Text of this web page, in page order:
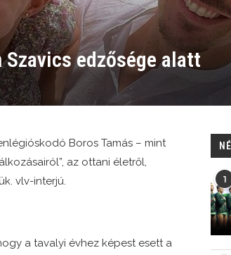
edzősége alatt
Boros Tamás – mint
az ottani életről,
vlv-interjú.
a tavalyi évhez képest esett a
1